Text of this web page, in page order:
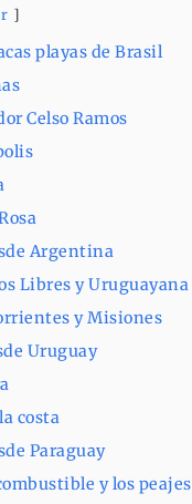
playas de Brasil
Celso Ramos
Argentina
Libres y Uruguayana
y Misiones
Uruguay
costa
Paraguay
y los peajes